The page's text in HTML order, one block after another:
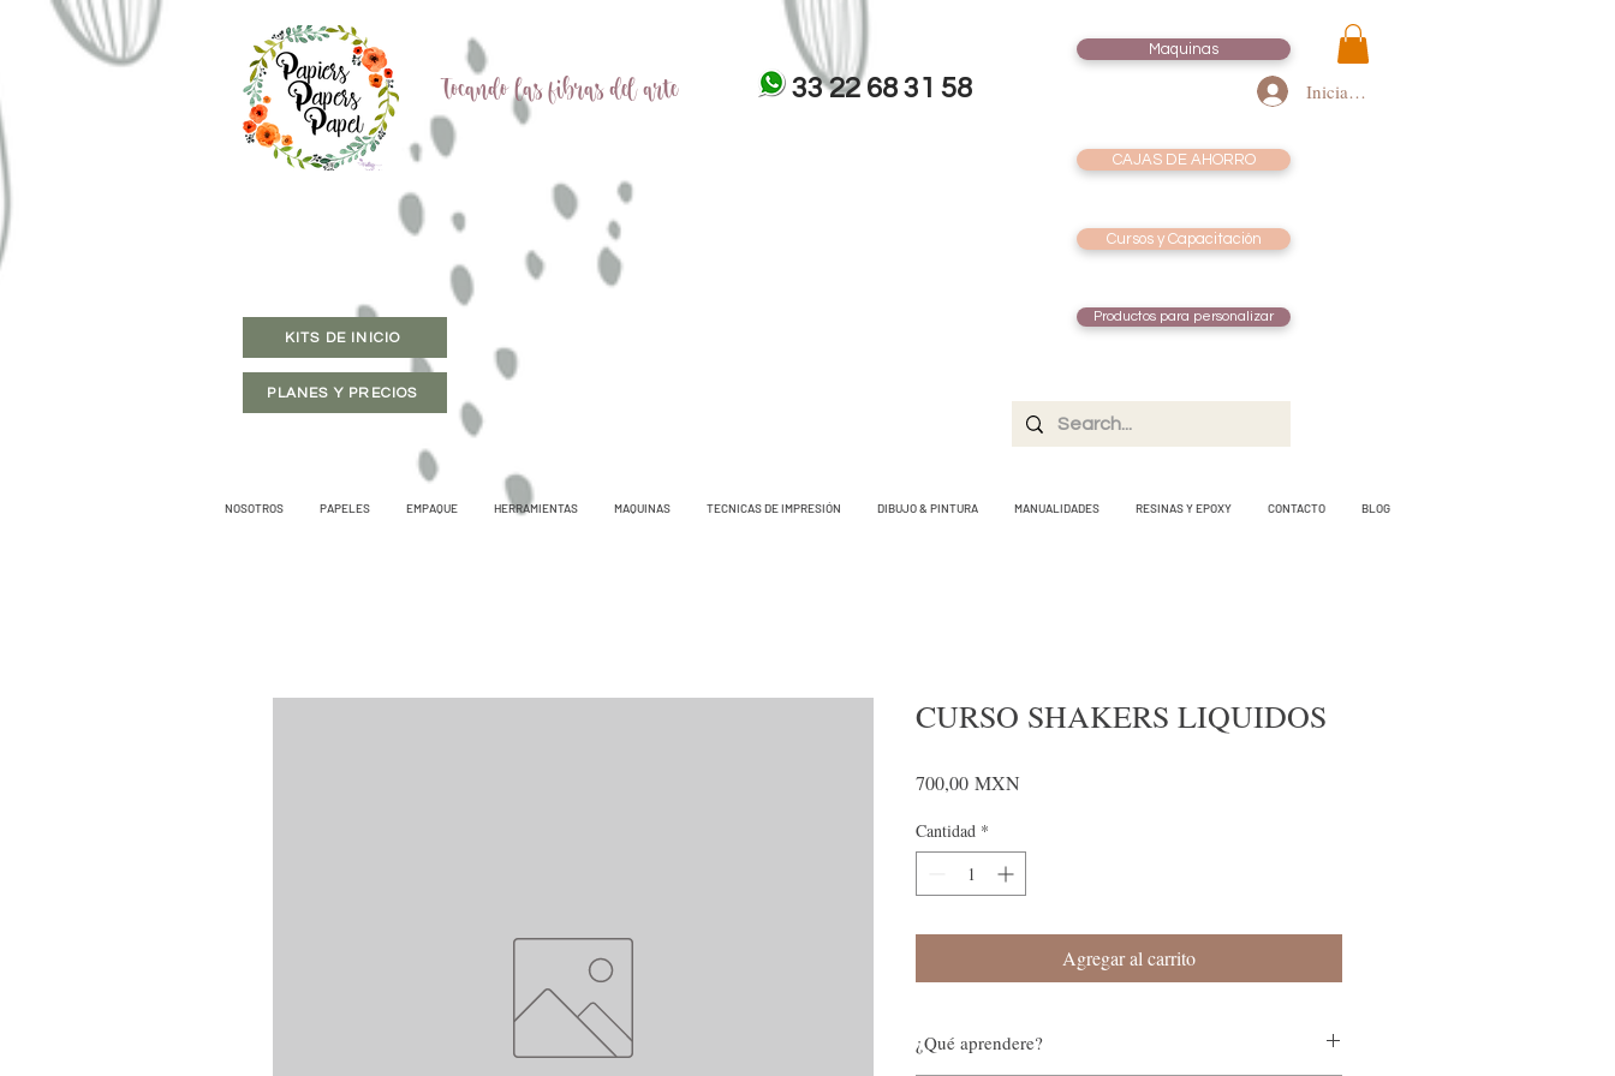
Tocando las fibras del arte 33 22 68 31 58
Maquinas
Iniciar sesión
CAJAS DE AHORRO
Cursos y Capacitación
KITS DE INICIO
PLANES Y PRECIOS
Productos para personalizar
NOSOTROS PAPELES EMPAQUE HERRAMIENTAS MAQUINAS TECNICAS DE IMPRESIÓN DIBUJO & PINTURA MANUALIDADES RESINAS Y EPOXY CONTACTO BLOG
CURSO SHAKERS LIQUIDOS
700,00 MXN
Cantidad *
Agregar al carrito
¿Qué aprendere?